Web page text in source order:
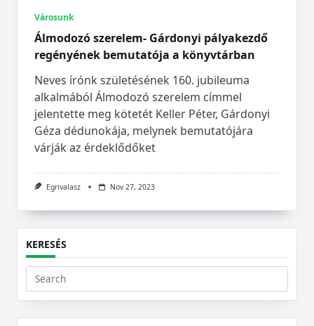
Városunk
Álmodozó szerelem- Gárdonyi pályakezdő
regényének bemutatója a könyvtárban
Neves írónk születésének 160. jubileuma
alkalmából Álmodozó szerelem címmel
jelentette meg kötetét Keller Péter, Gárdonyi
Géza dédunokája, melynek bemutatójára
várják az érdeklődőket
Egrivalasz Nov 27, 2023
KERESÉS
Search
for: